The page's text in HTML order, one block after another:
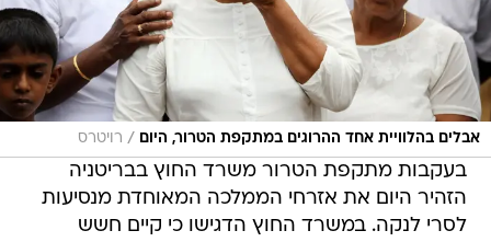
אבלים בהלוויית אחד ההרוגים במתקפת הטרור, היום / רויטרס
בעקבות מתקפת הטרור משרד החוץ בבריטניה
הזהיר היום את אזרחי הממלכה המאוחדת מנסיעות
לסרי לנקה. במשרד החוץ הדגישו כי קיים חשש